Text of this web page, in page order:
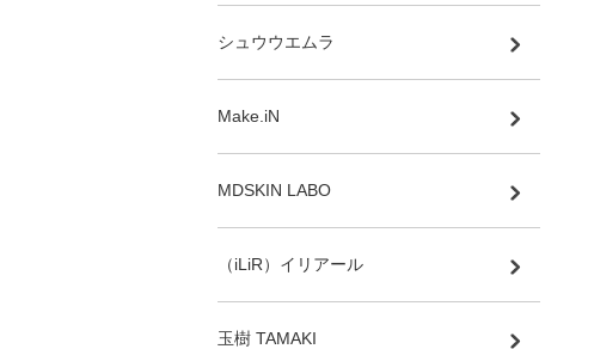
シュウウエムラ
Make.iN
MDSKIN LABO
（iLiR）イリアール
玉樹 TAMAKI